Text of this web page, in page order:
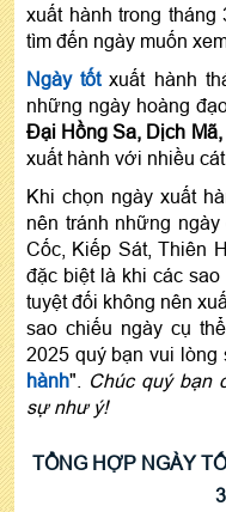
xuất hành trong tháng
tìm đến ngày muốn
Ngày tốtxuất hành
những ngày hoàng
Đại Hồng Sa, Dịch
xuất hành với nhiều cát
Khi chọn ngày xuất
nên tránh những
Cốc, Kiếp Sát, Thiên
đặc biệt là khi các
tuyệt đối không nên
sao chiếu ngày cụ
2025 quý bạn vui lòng
hành".
Chúc quý bạn
sự như ý!
TỔNG HỢP NGÀY